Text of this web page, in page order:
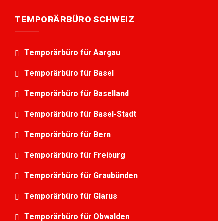
TEMPORÄRBÜRO SCHWEIZ
Temporärbüro für Aargau
Temporärbüro für Basel
Temporärbüro für Baselland
Temporärbüro für Basel-Stadt
Temporärbüro für Bern
Temporärbüro für Freiburg
Temporärbüro für Graubünden
Temporärbüro für Glarus
Temporärbüro für Obwalden